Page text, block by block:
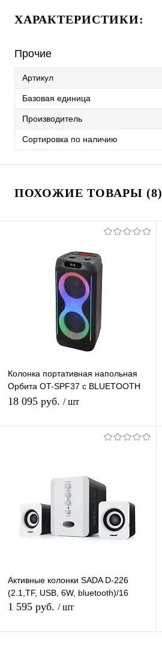
ХАРАКТЕРИСТИКИ:
Прочие
Артикул
Базовая единица
Производитель
Сортировка по наличию
ПОХОЖИЕ ТОВАРЫ (8)
Колонка портативная напольная
Орбита OT-SPF37 с BLUETOOTH
(TF, USB, FM, AUX)
18 095 руб. / шт
Купить в 1 клик
В избранное
Активные колонки SADA D-226
(2.1,TF, USB, 6W, bluetooth)/16
1 595 руб. / шт